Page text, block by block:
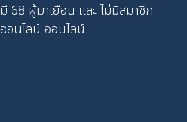
มี 68 ผู้มาเยือน และ ไม่มีสมาชิก
ออนไลน์ ออนไลน์